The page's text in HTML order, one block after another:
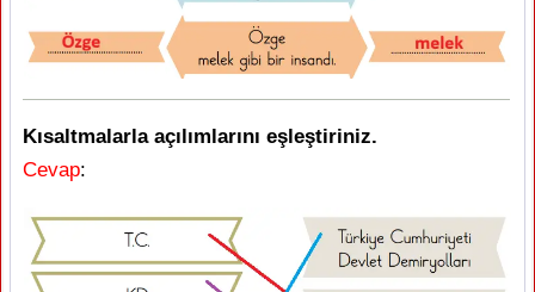
Kısaltmalarla açılımlarını eşleştiriniz.
Cevap: